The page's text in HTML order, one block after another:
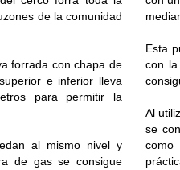
de la comunidad
forrada con chapa de
e inferior lleva
para permitir la
al mismo nivel y
de gas se consigue
Esta
con
Al
se